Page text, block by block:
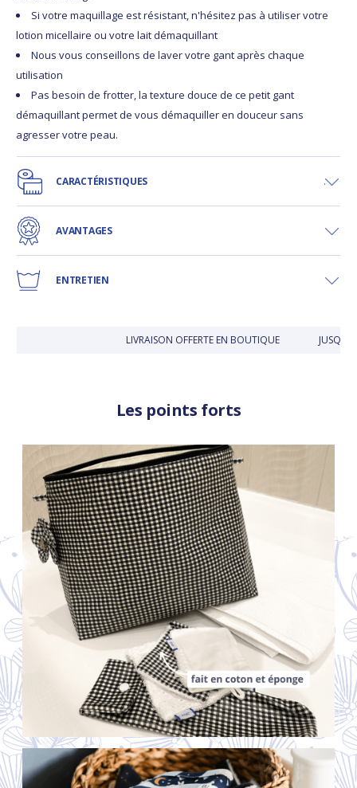
Si votre maquillage est résistant, n'hésitez pas à utiliser votre
lotion micellaire ou votre lait démaquillant
Nous vous conseillons de laver votre gant après chaque
utilisation
Pas besoin de frotter, la texture douce de ce petit gant
démaquillant permet de vous démaquiller en douceur sans
agresser votre peau.
CARACTÉRISTIQUES
AVANTAGES
ENTRETIEN
LIVRAISON OFFERTE EN BOUTIQUE JUSQU'À
Les points forts